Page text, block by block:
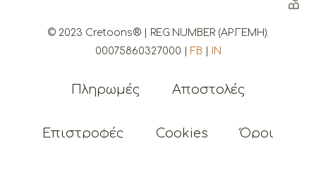
© 2023 Cretoons® | REG.NUMBER (ΑΡ.ΓΕΜΗ):
00075860327000 | FB IN
Πληρωμές Αποστολές
Επιστροφές Cookies Όροι